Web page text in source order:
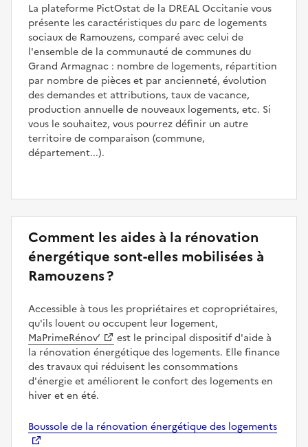
La plateforme PictOstat de la DREAL Occitanie vous
présente les caractéristiques du parc de logements
sociaux de Ramouzens, comparé avec celui de
l'ensemble de la communauté de communes du
Grand Armagnac : nombre de logements, répartition
par nombre de pièces et par ancienneté, évolution
des demandes et attributions, taux de vacance,
production annuelle de nouveaux logements, etc. Si
vous le souhaitez, vous pourrez définir un autre
territoire de comparaison (commune,
département...).
Comment les aides à la rénovation
énergétique sont-elles mobilisées à
Ramouzens ?
Accessible à tous les propriétaires et copropriétaires,
qu'ils louent ou occupent leur logement,
MaPrimeRénov’
est le principal dispositif d'aide à
la rénovation énergétique des logements. Elle finance
des travaux qui réduisent les consommations
d'énergie et améliorent le confort des logements en
hiver et en été.
Boussole de la rénovation énergétique des logements